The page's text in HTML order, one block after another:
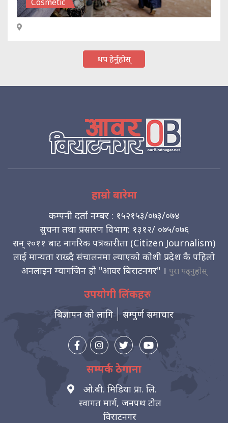
थप हेर्नुहोस्
हाम्रो बारेमा
कम्पनी दर्ता नम्बर : १५२१५३/०७३/०७४
सुचना तथा प्रसारण विभाग: १३१२/ ०७५/०७६
सन् २०११ बाट नागरिक पत्रकारीता (Citizen Journalism)
लाई मान्यता राख्दै संचालनमा ल्याएको कोशी प्रदेश कै पहिलो
अनलाइन म्यागजिन हो "आवर बिराटनगर" । पुरा पढ्नुहोस्
उपयोगी लिंकहरु
बिज्ञापन को लागि सम्पुर्ण समाचार
सम्पर्क ठेगाना
ओ.बी. मिडिया प्रा. लि.
स्वागत मार्ग, जनपथ टोल
विराटनगर